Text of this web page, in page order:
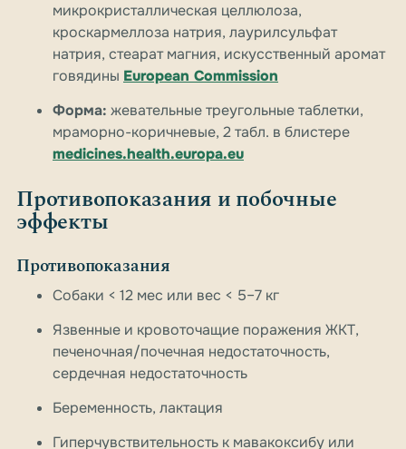
микрокристаллическая целлюлоза,
кроскармеллоза натрия, лаурилсульфат
натрия, стеарат магния, искусственный аромат
говядины European Commission
Форма: жевательные треугольные таблетки,
мраморно-коричневые, 2 табл. в блистере
medicines.health.europa.eu
Противопоказания и побочные
эффекты
Противопоказания
Собаки < 12 мес или вес < 5–7 кг
Язвенные и кровоточащие поражения ЖКТ,
печеночная/почечная недостаточность,
сердечная недостаточность
Беременность, лактация
Гиперчувствительность к мавакоксибу или